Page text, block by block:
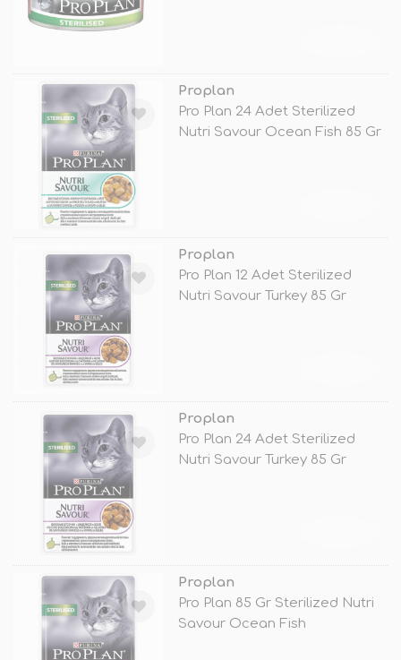
Proplan
Pro Plan 24 Adet Sterilized
Nutri Savour Ocean Fish 85 Gr
Proplan
Pro Plan 12 Adet Sterilized
Nutri Savour Turkey 85 Gr
Proplan
Pro Plan 24 Adet Sterilized
Nutri Savour Turkey 85 Gr
Proplan
Pro Plan 85 Gr Sterilized Nutri
Savour Ocean Fish